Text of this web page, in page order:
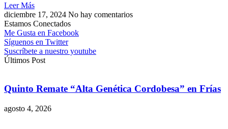
Leer Más
diciembre 17, 2024 No hay comentarios
Estamos Conectados
Me Gusta en Facebook
Síguenos en Twitter
Suscríbete a nuestro youtube
Últimos Post
Quinto Remate “Alta Genética Cordobesa” en Frías
agosto 4, 2026